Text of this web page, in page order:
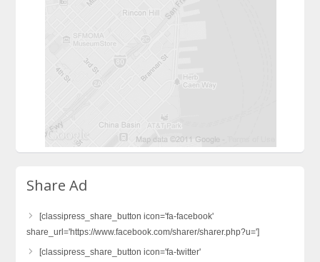
Share Ad
[classipress_share_button icon='fa-facebook'
share_url='https://www.facebook.com/sharer/sharer.php?u=']
[classipress_share_button icon='fa-twitter'